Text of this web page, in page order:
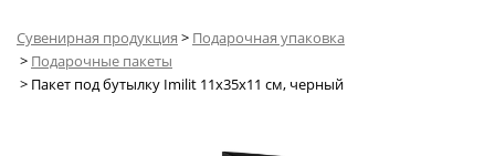
Сувенирная продукция > Подарочная упаковка
> Подарочные пакеты
> Пакет под бутылку Imilit 11х35х11 см, черный